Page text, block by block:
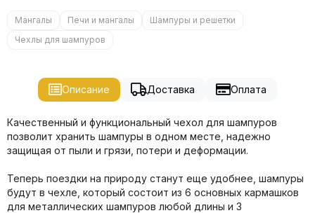
Мангалы Печи и мангалы
Шампуры и решетки
Чехлы для шампуров
Описание Доставка Оплата
Качественный и функциональный чехол для шампуров
позволит хранить шампуры в одном месте, надежно
защищая от пыли и грязи, потери и деформации.
Теперь поездки на природу станут еще удобнее, шампуры
будут в чехле, который состоит из 6 основных кармашков
для металлических шампуров любой длины и 3